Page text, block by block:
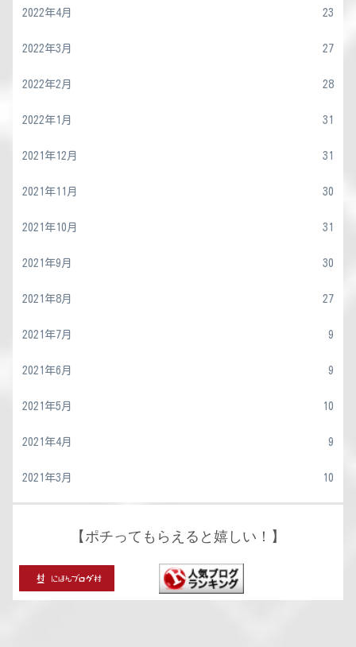
2022年4月 23
2022年3月 27
2022年2月 28
2022年1月 31
2021年12月 31
2021年11月 30
2021年10月 31
2021年9月 30
2021年8月 27
2021年7月 9
2021年6月 9
2021年5月 10
2021年4月 9
2021年3月 10
【ポチってもらえると嬉しい！】